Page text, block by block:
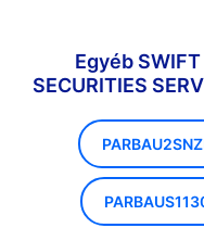
Egyéb
SECURITIES